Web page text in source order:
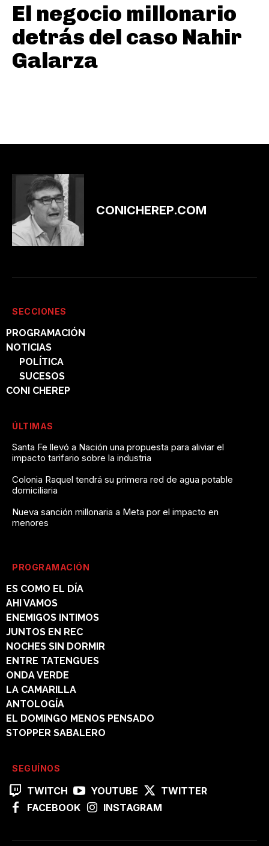
El negocio millonario
detrás del caso Nahir
Galarza
CONICHEREP.COM
SECCIONES
PROGRAMACIÓN
NOTICIAS
POLÍTICA
SUCESOS
CONI CHEREP
ÚLTIMAS
Santa Fe llevó a Nación una propuesta para aliviar el
impacto tarifario sobre la industria
Colonia Raquel tendrá su primera red de agua potable
domiciliaria
Nueva sanción millonaria a Meta por el impacto en
menores
PROGRAMACIÓN
ES COMO EL DÍA
AHI VAMOS
ENEMIGOS INTIMOS
JUNTOS EN REC
NOCHES SIN DORMIR
ENTRE TATENGUES
ONDA VERDE
LA CAMARILLA
ANTOLOGÍA
EL DOMINGO MENOS PENSADO
STOPPER SABALERO
SEGUÍNOS
TWITCH YOUTUBE
TWITTER
FACEBOOK
INSTAGRAM